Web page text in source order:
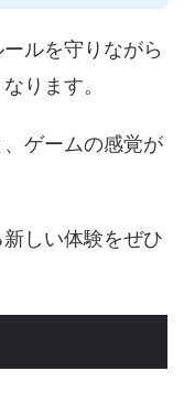
ルを守りながら
ります。
ゲームの感覚が
しい体験をぜひ